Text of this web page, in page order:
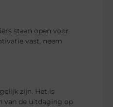
staan open voor
vast, neem
zijn. Het is
van de uitdaging op